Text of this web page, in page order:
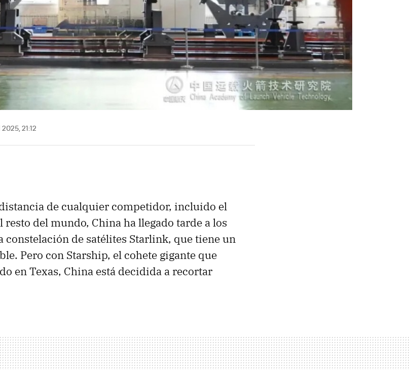
21:12
distancia de cualquier competidor, incluido el
del mundo, China ha llegado tarde a los
constelación de satélites Starlink, que tiene un
Pero con Starship, el cohete gigante que
en Texas, China está decidida a recortar